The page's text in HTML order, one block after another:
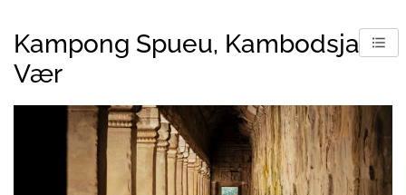
Kampong Spueu, Kambodsja
Vær